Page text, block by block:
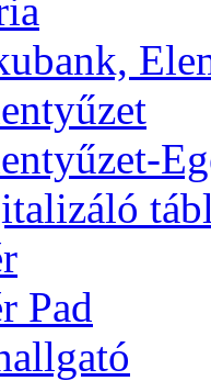
Pad